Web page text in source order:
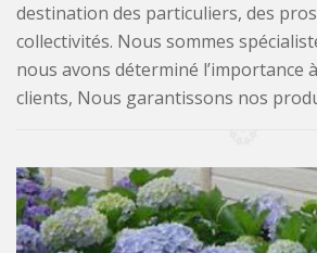
destination des particuliers, des
collectivités. Nous sommes
nous avons déterminé l’importance
clients, Nous garantissons nos